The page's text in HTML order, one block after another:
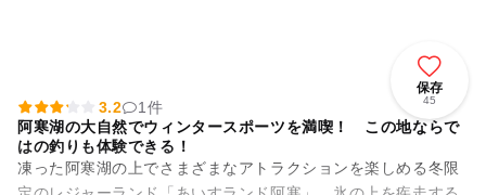
保存
45
3.2
1件
阿寒湖の大自然でウィンタースポーツを満喫！ この地ならで
はの釣りも体験できる！
凍った阿寒湖の上でさまざまなアトラクションを楽しめる冬限